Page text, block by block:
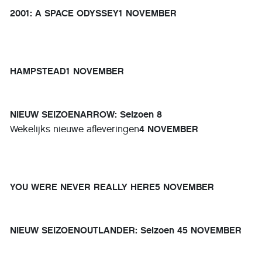
2001: A SPACE ODYSSEY1 NOVEMBER
HAMPSTEAD1 NOVEMBER
NIEUW SEIZOENARROW: Seizoen 8
Wekelijks nieuwe afleveringen4 NOVEMBER
YOU WERE NEVER REALLY HERE5 NOVEMBER
NIEUW SEIZOENOUTLANDER: Seizoen 45 NOVEMBER